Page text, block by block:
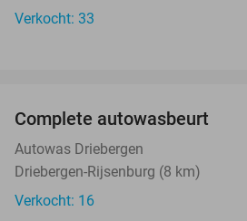
Verkocht: 33
NEW
TODAY
Complete autowasbeurt
Autowas Driebergen
Driebergen-Rijsenburg (8 km)
Verkocht: 16